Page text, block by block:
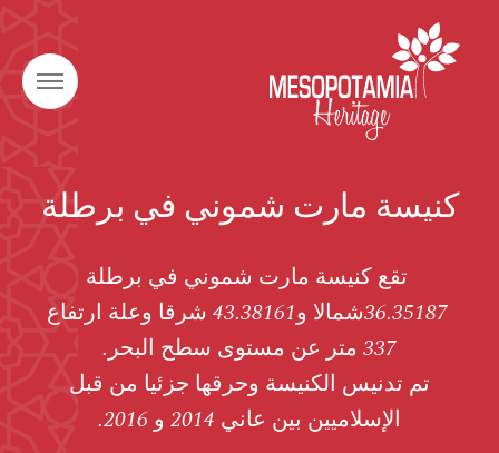
كنيسة مارت شموني في برطلة
تقع كنيسة مارت شموني في برطلة
36.35187شمالا و43.38161 شرقا وعلة ارتفاع
337 متر عن مستوى سطح البحر.
تم تدنيس الكنيسة وحرقها جزئيا من قبل
الإسلاميين بين عاني 2014 و 2016.